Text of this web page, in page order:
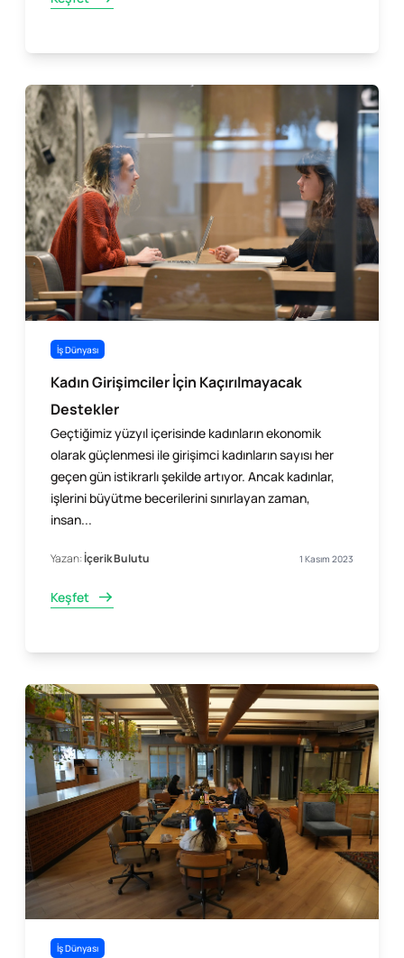
İş Dünyası
Kadın Girişimciler İçin Kaçırılmayacak
Destekler
Geçtiğimiz yüzyıl içerisinde kadınların ekonomik
olarak güçlenmesi ile girişimci kadınların sayısı her
geçen gün istikrarlı şekilde artıyor. Ancak kadınlar,
işlerini büyütme becerilerini sınırlayan zaman,
insan...
Yazan:İçerik Bulutu 1 Kasım 2023
Keşfet
İş Dünyası